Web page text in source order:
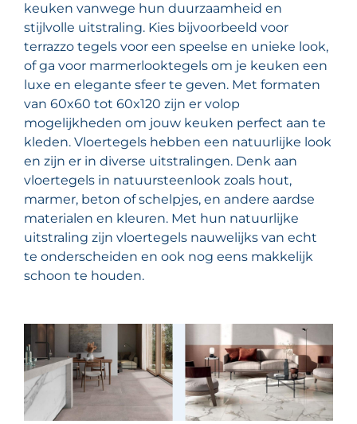
keuken vanwege hun duurzaamheid en
stijlvolle uitstraling. Kies bijvoorbeeld voor
terrazzo tegels voor een speelse en unieke look,
of ga voor marmerlooktegels om je keuken een
luxe en elegante sfeer te geven. Met formaten
van 60x60 tot 60x120 zijn er volop
mogelijkheden om jouw keuken perfect aan te
kleden. Vloertegels hebben een natuurlijke look
en zijn er in diverse uitstralingen. Denk aan
vloertegels in natuursteenlook zoals hout,
marmer, beton of schelpjes, en andere aardse
materialen en kleuren. Met hun natuurlijke
uitstraling zijn vloertegels nauwelijks van echt
te onderscheiden en ook nog eens makkelijk
schoon te houden.